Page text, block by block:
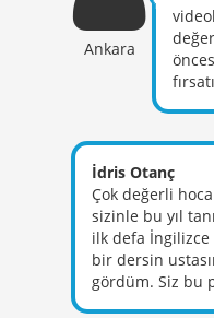
çok şanslı
Alandaki
sıra sınava
atışı bilgilerle bu
piyasada en iyisi
bu süreçte
paylaşılması ve
yayılması adına
başlattığı bu
güzel dersler
yolumuza
ediyoruz. Eren
kıymetli Hocam
Ankara
Hoca!
İdris Otanç
Çok değerli
sizinle bu yıl
ilk defa
bir dersin
gördüm. Siz bu